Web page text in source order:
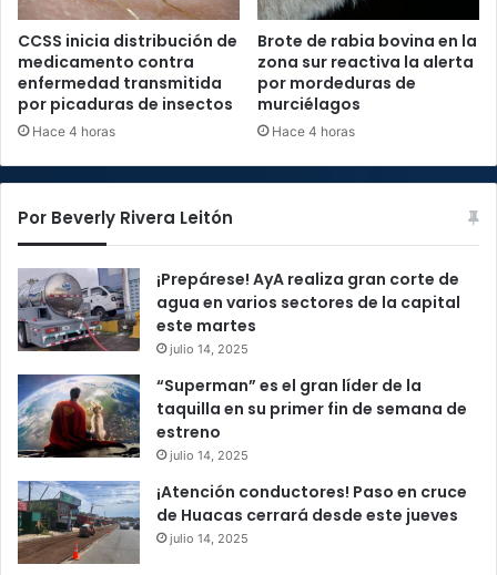
CCSS inicia distribución de
medicamento contra
enfermedad transmitida
por picaduras de insectos
Hace 4 horas
Brote de rabia bovina en la
zona sur reactiva la alerta
por mordeduras de
murciélagos
Hace 4 horas
Por Beverly Rivera Leitón
¡Prepárese! AyA realiza gran corte de
agua en varios sectores de la capital
este martes
julio 14, 2025
“Superman” es el gran líder de la
taquilla en su primer fin de semana de
estreno
julio 14, 2025
¡Atención conductores! Paso en cruce
de Huacas cerrará desde este jueves
julio 14, 2025